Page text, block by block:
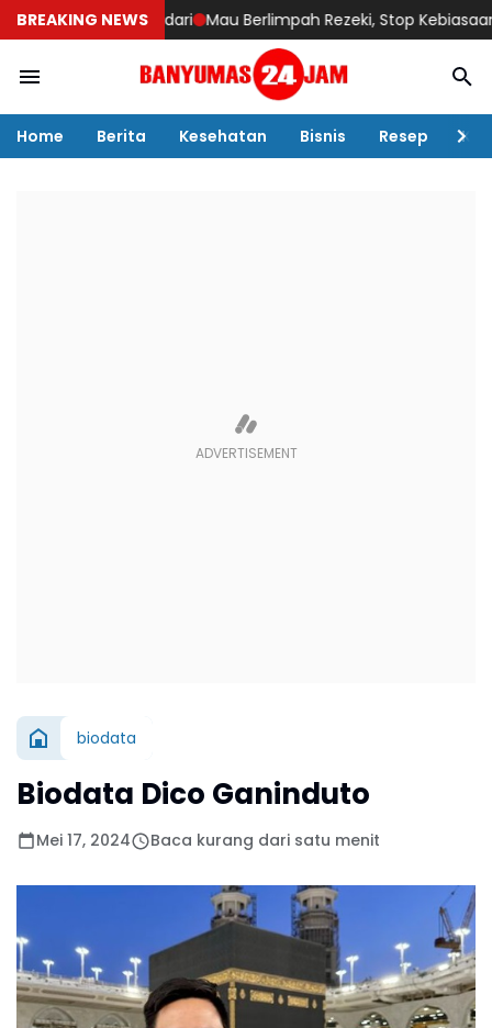
BREAKING NEWS
Perlu Istri Sadari Mau Berlimpah Rezeki, Stop Kebiasaan ini!!
Home Berita Kesehatan Bisnis Resep
biodata
Biodata Dico Ganinduto
Mei 17, 2024 Baca kurang dari satu menit